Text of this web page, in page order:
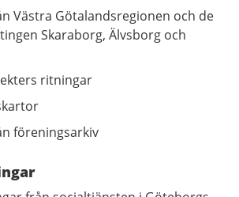
Västra Götalandsregionen och de
Skaraborg, Älvsborg och
ritningar
föreningsarkiv